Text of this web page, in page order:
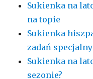
Sukienka na
na topie
Sukienka
zadań
Sukienka na
sezonie?